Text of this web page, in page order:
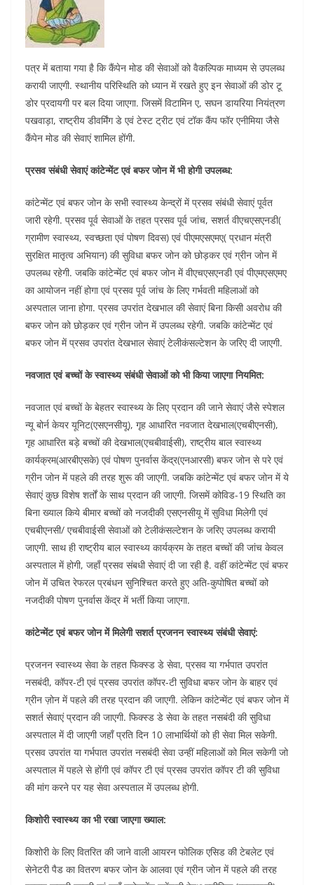
पत्र में बताया गया है कि कैंपेन मोड की सेवाओं को वैकल्पिक माध्यम से उपलब्ध
करायी जाएगी. स्थानीय परिस्थिति को ध्यान में रखते हुए इन सेवाओं की डोर टू
डोर प्रदायगी पर बल दिया जाएगा. जिसमें विटामिन ए, सघन डायरिया नियंत्रण
पखवाड़ा, राष्ट्रीय डीवर्मिंग डे एवं टेस्ट ट्रीट एवं टॉक कैंप फॉर एनीमिया जैसे
कैंपेन मोड की सेवाएं शामिल होंगी.
प्रसव संबंधी सेवाएं कांटेन्मेंट एवं बफर जोन में भी होगी उपलब्ध:
कांटेन्मेंट एवं बफर जोन के सभी स्वास्थ्य केन्द्रों में प्रसव संबंधी सेवाएं पूर्वत
जारी रहेगी. प्रसव पूर्व सेवाओं के तहत प्रसव पूर्व जांच, सशर्त वीएचएसएनडी(
ग्रामीण स्वास्थ्य, स्वच्छता एवं पोषण दिवस) एवं पीएमएसएमए( प्रधान मंत्री
सुरक्षित मातृत्व अभियान) की सुविधा बफर जोन को छोड़कर एवं ग्रीन जोन में
उपलब्ध रहेगी. जबकि कांटेन्मेंट एवं बफर जोन में वीएचएसएनडी एवं पीएमएसएमए
का आयोजन नहीं होगा एवं प्रसव पूर्व जांच के लिए गर्भवती महिलाओं को
अस्पताल जाना होगा. प्रसव उपरांत देखभाल की सेवाएं बिना किसी अवरोध की
बफर जोन को छोड़कर एवं ग्रीन जोन में उपलब्ध रहेगी. जबकि कांटेन्मेंट एवं
बफर जोन में प्रसव उपरांत देखभाल सेवाएं टेलीकंसल्टेशन के जरिए दी जाएगी.
नवजात एवं बच्चों के स्वास्थ्य संबंधी सेवाओं को भी किया जाएगा नियमित:
नवजात एवं बच्चों के बेहतर स्वास्थ्य के लिए प्रदान की जाने सेवाएं जैसे स्पेशल
न्यू बोर्न केयर यूनिट(एसएनसीयू), गृह आधारित नवजात देखभाल(एचबीएनसी),
गृह आधारित बड़े बच्चों की देखभाल(एचबीवाईसी), राष्ट्रीय बाल स्वास्थ्य
कार्यक्रम(आरबीएसके) एवं पोषण पुनर्वास केंद्र(एनआरसी) बफर जोन से परे एवं
ग्रीन जोन में पहले की तरह शुरू की जाएगी. जबकि कांटेन्मेंट एवं बफर जोन में ये
सेवाएं कुछ विशेष शर्तों के साथ प्रदान की जाएगी. जिसमें कोविड-19 स्थिति का
बिना ख्याल किये बीमार बच्चों को नजदीकी एसएनसीयू में सुविधा मिलेगी एवं
एचबीएनसी/ एचबीवाईसी सेवाओं को टेलीकंसल्टेशन के जरिए उपलब्ध करायी
जाएगी. साथ ही राष्ट्रीय बाल स्वास्थ्य कार्यक्रम के तहत बच्चों की जांच केवल
अस्पताल में होगी, जहाँ प्रसव संबधी सेवाएं दी जा रही है. वहीं कांटेन्मेंट एवं बफर
जोन में उचित रेफरल प्रबंधन सुनिश्चित करते हुए अति-कुपोषित बच्चों को
नजदीकी पोषण पुनर्वास केंद्र में भर्ती किया जाएगा.
कांटेन्मेंट एवं बफर जोन में मिलेगी सशर्त प्रजनन स्वास्थ्य संबंधी सेवाएं:
प्रजनन स्वास्थ्य सेवा के तहत फिक्स्ड डे सेवा, प्रसव या गर्भपात उपरांत
नसबंदी, कॉपर-टी एवं प्रसव उपरांत कॉपर-टी सुविधा बफर जोन के बाहर एवं
ग्रीन ज़ोन में पहले की तरह प्रदान की जाएगी. लेकिन कांटेन्मेंट एवं बफर जोन में
सशर्त सेवाएं प्रदान की जाएगी. फिक्स्ड डे सेवा के तहत नसबंदी की सुविधा
अस्पताल में दी जाएगी जहाँ प्रति दिन 10 लाभार्थियों को ही सेवा मिल सकेगी.
प्रसव उपरांत या गर्भपात उपरांत नसबंदी सेवा उन्हीं महिलाओं को मिल सकेगी जो
अस्पताल में पहले से होंगी एवं कॉपर टी एवं प्रसव उपरांत कॉपर टी की सुविधा
की मांग करने पर यह सेवा अस्पताल में उपलब्ध होगी.
किशोरी स्वास्थ्य का भी रखा जाएगा ख्याल:
किशोरी के लिए वितरित की जाने वाली आयरन फोलिक एसिड की टेबलेट एवं
सेनेटरी पैड का वितरण बफर जोन के आलवा एवं ग्रीन जोन में पहले की तरह